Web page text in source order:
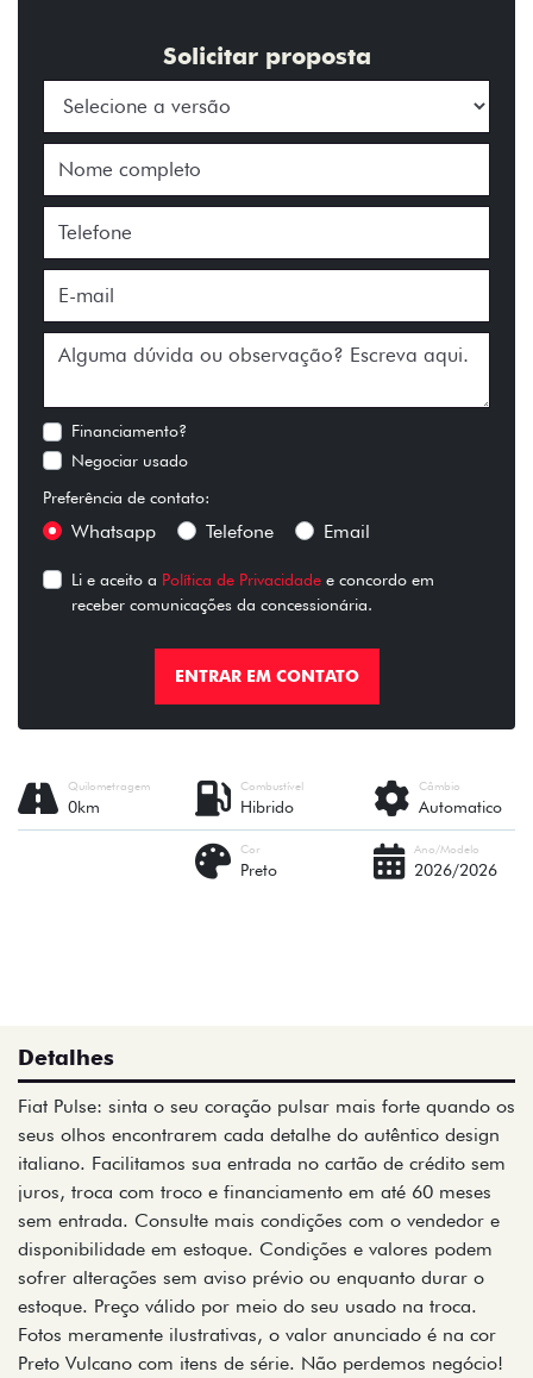
Solicitar proposta
Financiamento?
Negociar usado
Preferência de contato:
Whatsapp Telefone Email
Li e aceito a Política de Privacidade e concordo em
receber comunicações da concessionária.
ENTRAR EM CONTATO
Câmbio
Automatico
Combustível
Hibrido
Quilometragem
0km
Ano/Modelo
2026/2026
Cor
Preto
Detalhes
Fiat Pulse: sinta o seu coração pulsar mais forte quando os
seus olhos encontrarem cada detalhe do autêntico design
italiano. Facilitamos sua entrada no cartão de crédito sem
juros, troca com troco e financiamento em até 60 meses
sem entrada. Consulte mais condições com o vendedor e
disponibilidade em estoque. Condições e valores podem
sofrer alterações sem aviso prévio ou enquanto durar o
estoque. Preço válido por meio do seu usado na troca.
Fotos meramente ilustrativas, o valor anunciado é na cor
Preto Vulcano com itens de série. Não perdemos negócio!